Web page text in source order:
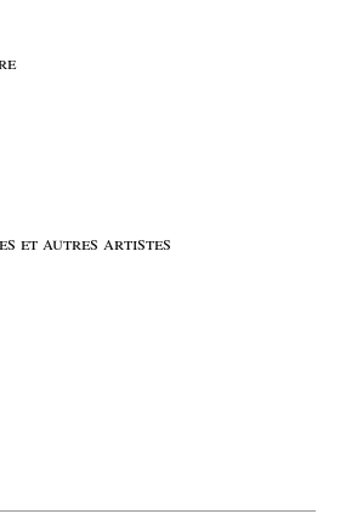
et autres artistes